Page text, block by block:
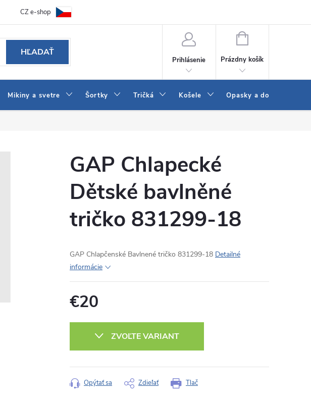
Ako vybrať džínsy Wrangler a LEE
CZ e-shop
HĽADAŤ
Prihlásenie
NÁKUPNÝ
Prázdny košík
Mikiny a svetre Šortky Tričká Košele Opasky a doplnky
GAP Chlapecké
Dětské bavlněné
tričko 831299-18
GAP Chlapčenské Bavlnené tričko 831299-18 Detailné
informácie
€20
ZVOĽTE VARIANT
Tlač
Opýtať sa Zdieľať